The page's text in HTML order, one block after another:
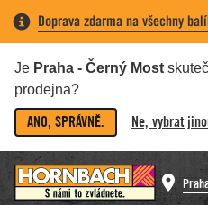
Doprava zdarma na všechny
Je Praha - Černý Most
prodejna?
ANO, SPRÁVNĚ. Ne, vybrat